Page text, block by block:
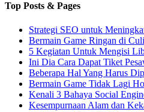
Top Posts & Pages
Strategi SEO untuk
Bermain Game Ringan di
5 Kegiatan Untuk Mengisi
Ini Dia Cara Dapat Tiket
Beberapa Hal Yang Harus
Bermain Game Tidak Lagi
Kenali 3 Bahaya Social
Kesempurnaan Alam dan